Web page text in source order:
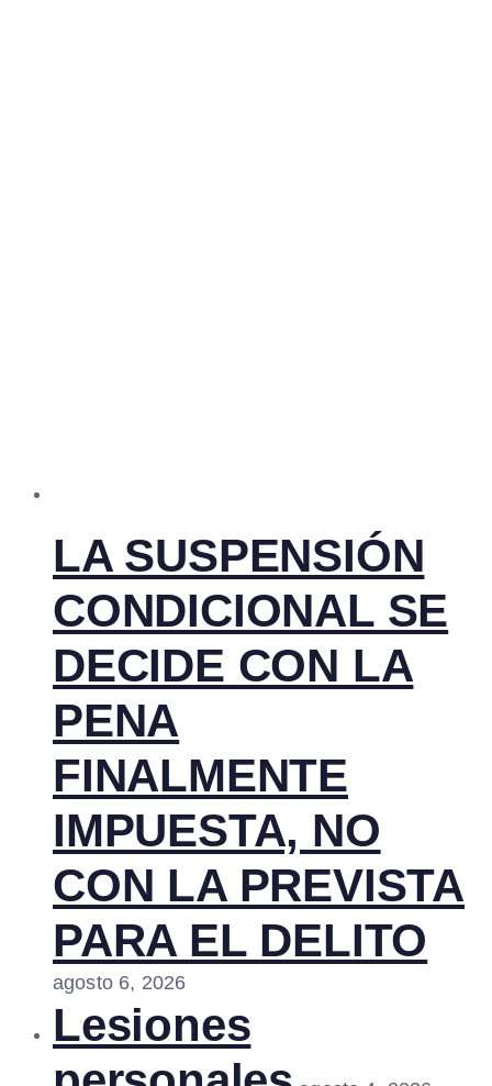
LA SUSPENSIÓN
CONDICIONAL SE
DECIDE CON LA
PENA
FINALMENTE
IMPUESTA, NO
CON LA PREVISTA
PARA EL DELITO
agosto 6, 2026
Lesiones